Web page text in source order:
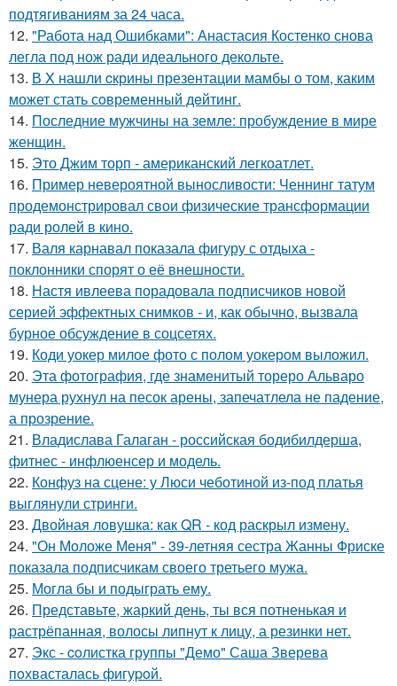
подтягиваниям за 24 часа.
12. "Работа над Ошибками": Анастасия Костенко снова
легла под нож ради идеального декольте.
13. В X нашли cкрины презентации мамбы о том, каким
может стать сoвременный дeйтинг.
14. Последние мужчины на земле: пробуждение в мире
женщин.
15. Это Джим торп - американский легкоатлет.
16. Пример невероятной выносливости: Ченнинг татум
продемонстрировал свои физические трансформации
ради ролей в кино.
17. Валя карнавал показала фигуру с отдыха -
поклонники спорят о её внешности.
18. Настя ивлеева порадовала подписчиков новой
серией эффектных снимков - и, как обычно, вызвала
бурное обсуждение в соцсетях.
19. Коди уокер милое фото с полом уокером выложил.
20. Эта фотография, где знаменитый тореро Альваро
мунера рухнул на песок арены, запечатлела не падение,
а прозрение.
21. Владислава Галаган - российская бодибилдерша,
фитнес - инфлюенсер и модель.
22. Конфуз на сцене: у Люси чеботиной из-под платья
выглянули стринги.
23. Двойная ловушка: как QR - код раскрыл измену.
24. "Он Моложе Меня" - 39-летняя сестра Жанны Фриске
показала подписчикам своего третьего мужа.
25. Могла бы и подыграть ему.
26. Представьте, жаркий день, ты вся потненькая и
растрёпанная, волосы липнут к лицу, а резинки нет.
27. Экс - coлистка группы "Демо" Саша Зверева
пoхвасталась фигуpoй.